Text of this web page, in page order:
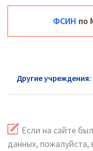
ФСИН по
Другие учреждения:
Если на сайте
данных, пожалуйста,